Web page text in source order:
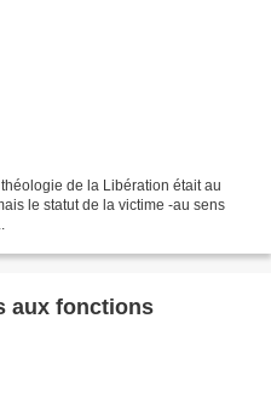
de la Libération était au
le statut de la victime -au sens
aux fonctions